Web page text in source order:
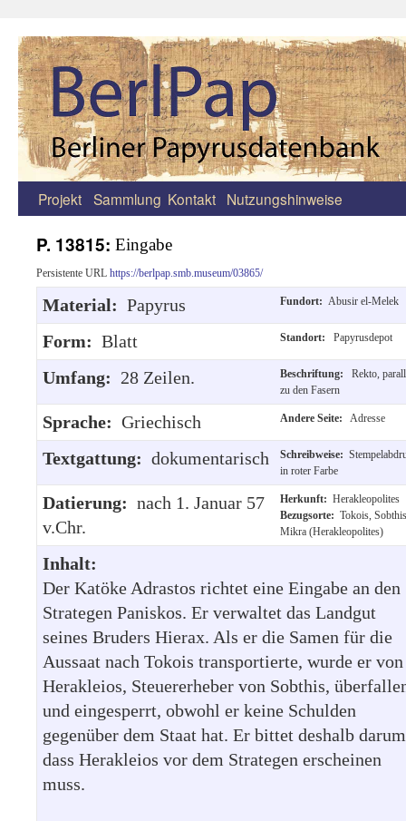
Zum
springen
Projekt Sammlung Kontakt Nutzungshinweise
P. 13815: Eingabe
Persistente URL https://berlpap.smb.museum/03865/
Material: Papyrus Fundort: Abusir el-Melek
Form: Blatt Standort: Papyrusdepot
Umfang: 28 Zeilen. Beschriftung:
Rekto,
zu den Fasern
Sprache: Griechisch Andere Seite: Adresse
Textgattung: dokumentarisch Schreibweise:
in roter Farbe
Datierung: nach 1. Januar 57
v.Chr.
Herkunft: Herakleopolites
Bezugsorte: Tokois, Sobthis
Mikra (Herakleopolites)
Inhalt:
Der Katöke Adrastos richtet eine Eingabe an den
Strategen Paniskos. Er verwaltet das Landgut
seines Bruders Hierax. Als er die Samen für die
Aussaat nach Tokois transportierte, wurde er von
Herakleios, Steuererheber von Sobthis,
und eingesperrt, obwohl er keine Schulden
gegenüber dem Staat hat. Er bittet deshalb
dass Herakleios vor dem Strategen erscheinen
muss.